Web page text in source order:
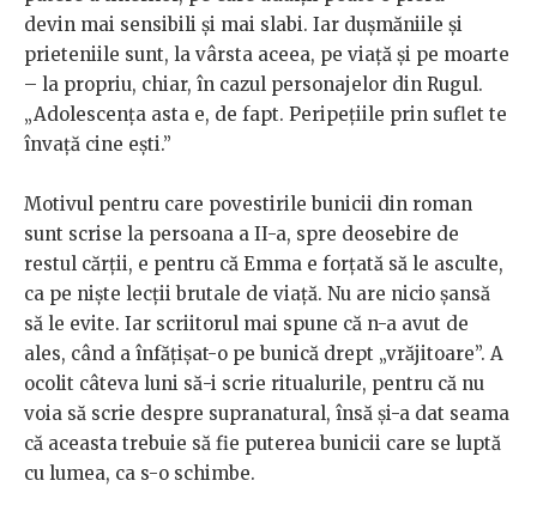
devin mai sensibili și mai slabi. Iar dușmăniile și
prieteniile sunt, la vârsta aceea, pe viață și pe moarte
– la propriu, chiar, în cazul personajelor din Rugul.
„Adolescența asta e, de fapt. Peripețiile prin suflet te
învață cine ești.”
Motivul pentru care povestirile bunicii din roman
sunt scrise la persoana a II-a, spre deosebire de
restul cărții, e pentru că Emma e forțată să le asculte,
ca pe niște lecții brutale de viață. Nu are nicio șansă
să le evite. Iar scriitorul mai spune că n-a avut de
ales, când a înfățișat-o pe bunică drept „vrăjitoare”. A
ocolit câteva luni să-i scrie ritualurile, pentru că nu
voia să scrie despre supranatural, însă și-a dat seama
că aceasta trebuie să fie puterea bunicii care se luptă
cu lumea, ca s-o schimbe.